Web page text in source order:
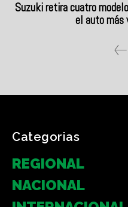
Categorias
REGIONAL
NACIONAL